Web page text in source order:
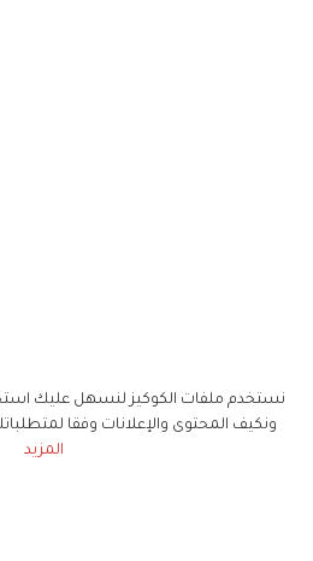
نستخدم ملفات الكوكيز لنسهل عليك
ونكيف المحتوى والإعلانات وفقا
المزيد